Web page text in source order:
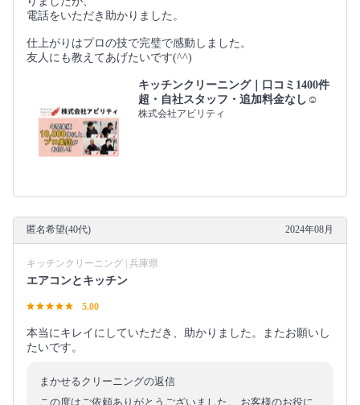
電話をいただき助かりました。
仕上がりはプロの技で完璧で感動しました。
友人にも教えてあげたいです(^^)
キッチンクリーニング｜口コミ1400件
超・自社スタッフ・追加料金なし☺️
株式会社アビリティ
匿名希望(40代) 2024年08月
キッチンクリーニング | 兵庫県
エアコンとキッチン
5.00
本当にキレイにしていただき、助かりました。またお願いし
たいです。
まかせるクリーニングの返信
この度はご依頼ありがとうございました。 お客様のお役に